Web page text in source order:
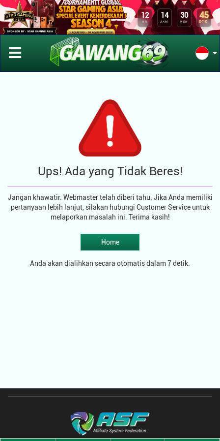
12
HR
14
JAM
30
MEN
45
DTK
Ups! Ada yang Tidak Beres!
Jangan khawatir. Webmaster telah diberi tahu. Jika Anda memiliki
pertanyaan lebih lanjut, silakan hubungi Customer Service untuk
melaporkan masalah ini. Terima kasih!
Home
Anda akan dialihkan secara otomatis dalam 7 detik.